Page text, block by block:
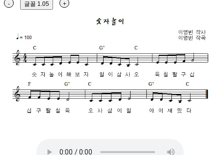
-
글꼴 1.05 +